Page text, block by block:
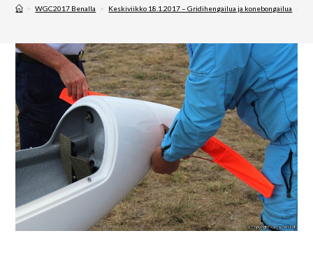
> WGC2017 Benalla > Keskiviikko 18.1.2017 – Gridihengailua ja konebongailua >